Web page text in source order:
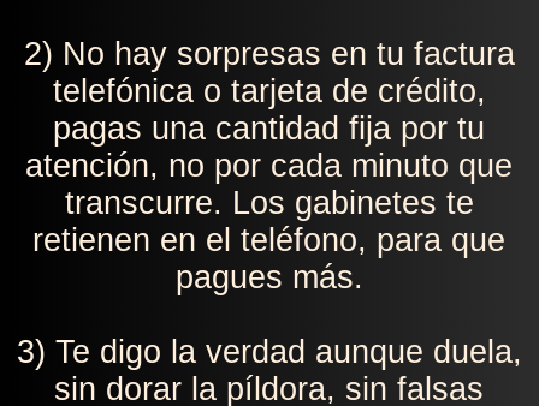
2) No hay sorpresas en tu factura
telefónica o tarjeta de crédito,
pagas una cantidad fija por tu
atención, no por cada minuto que
transcurre. Los gabinetes te
retienen en el teléfono, para que
pagues más.
3) Te digo la verdad aunque duela,
sin dorar la píldora, sin falsas